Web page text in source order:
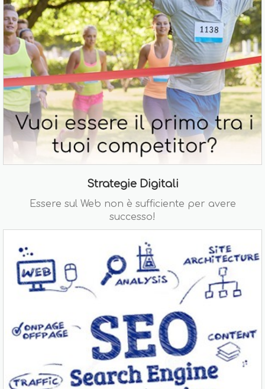
Strategie Digitali
Essere sul Web non è sufficiente per avere
successo!